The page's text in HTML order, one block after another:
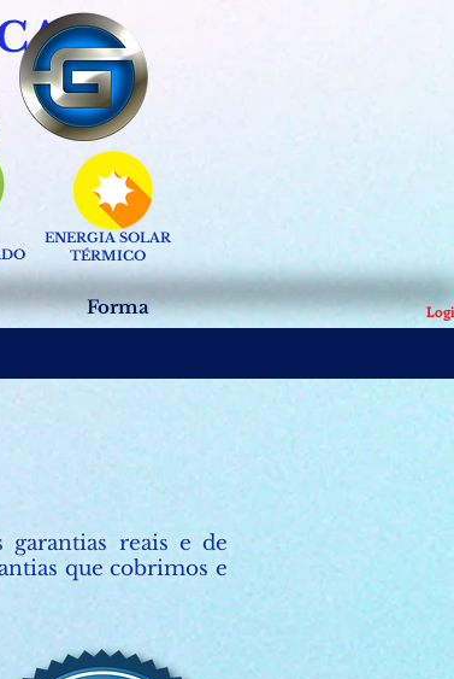
ENERGIA SOLAR
TÉRMICO
Forma
reais e de
que cobrimos e